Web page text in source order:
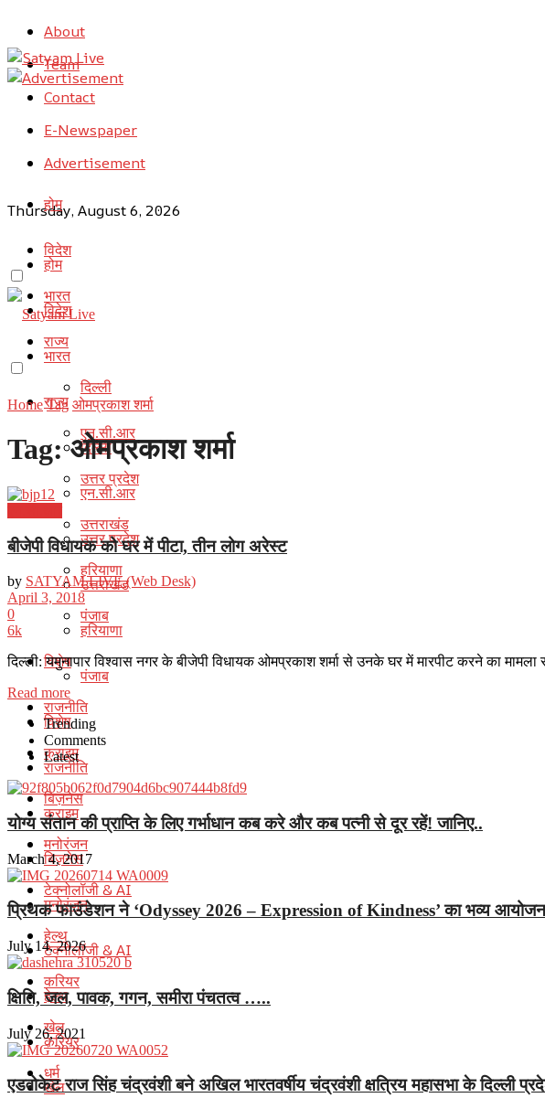
About
Team
Contact
E-Newspaper
Advertisement
Thursday, August 6, 2026
होम
विदेश
भारत
राज्य
दिल्ली
एन.सी.आर
उत्तर प्रदेश
उत्तराखंड
हरियाणा
पंजाब
विशेष
राजनीति
क्राइम
बिज़नेस
मनोरंजन
टेक्नोलॉजी & AI
हेल्थ
करियर
खेल
धर्म
होम
विदेश
भारत
राज्य
दिल्ली
एन.सी.आर
उत्तर प्रदेश
उत्तराखंड
हरियाणा
पंजाब
विशेष
राजनीति
क्राइम
बिज़नेस
मनोरंजन
टेक्नोलॉजी & AI
हेल्थ
करियर
खेल
Home Tag ओमप्रकाश शर्मा
Tag:ओमप्रकाश शर्मा
बीजेपी विधायक को घर में पीटा, तीन लोग अरेस्ट
by SATYAM LIVE (Web Desk)
April 3, 2018
0
6k
दिल्ली: यमुनापार विश्वास नगर के बीजेपी विधायक ओमप्रकाश शर्मा से उनके घर में मारपीट करने का
Read moreDetails
Trending
Comments
Latest
योग्य संतान की प्राप्ति के लिए गर्भाधान कब करे और कब पत्नी से दूर रहें! जानिए..
March 4, 2017
प्रिथक फाउंडेशन ने ‘Odyssey 2026 – Expression of Kindness’ का भव्य आयोजन
July 14, 2026
क्षिति, जल, पावक, गगन, समीरा पंचतत्व …..
July 26, 2021
एडवोकेट राज सिंह चंद्रवंशी बने अखिल भारतवर्षीय चंद्रवंशी क्षत्रिय महासभा के दिल्ली